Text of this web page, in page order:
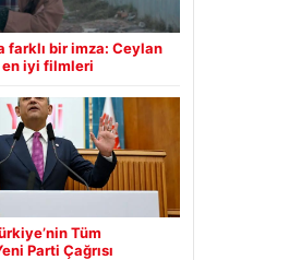
farklı bir imza: Ceylan
en iyi filmleri
Tüm
Parti Çağrısı